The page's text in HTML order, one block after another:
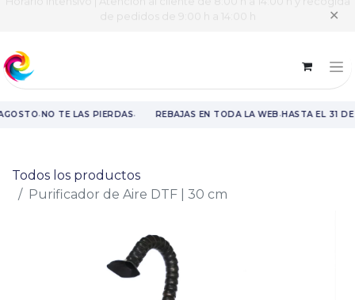
Horario intensivo | Atención al cliente de 8:00 h a 14:00 h y recogida
de pedidos de 9:00 h a 14:00 h
✕
·NO TE LAS PIERDAS· REBAJAS EN TODA LA WEB·HASTA EL 31 DE
Todos los productos
Purificador de Aire DTF | 30 cm